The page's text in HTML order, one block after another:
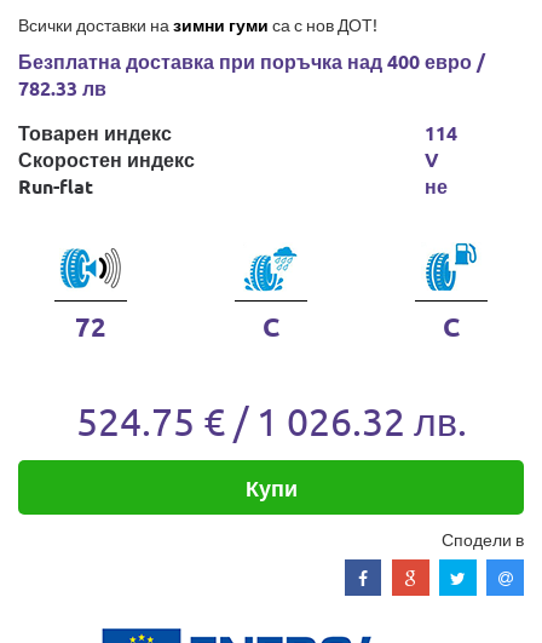
Всички доставки на зимни гуми са с нов ДОТ!
Безплатна доставка при поръчка над 400 евро /
782.33 лв
Товарен индекс
Скоростен индекс
Run-flat
114
V
не
72 C C
524.75 € / 1 026.32 лв.
Купи
Сподели в